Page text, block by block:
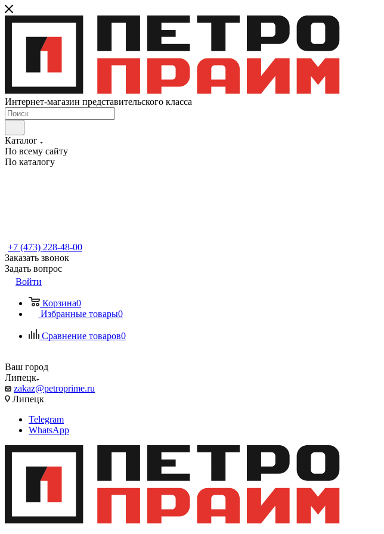
Интернет-магазин представительского класса
Каталог
По всему сайту
По каталогу
+7 (473) 228-48-00
Заказать звонок
Задать вопрос
Войти
Корзина0
Избранные товары0
Сравнение товаров0
Ваш город
Липецк
zakaz@petroprime.ru
Липецк
Telegram
WhatsApp